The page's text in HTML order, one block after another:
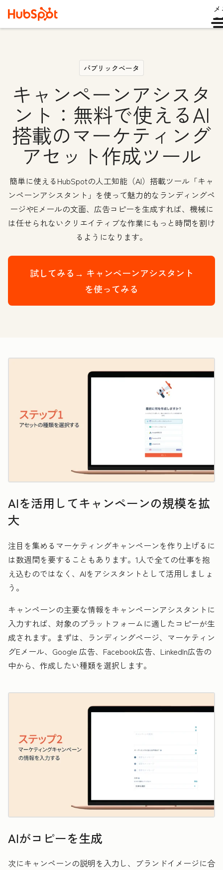
パブリックベータ
キャンペーンアシスタ
ント：無料で使えるAI
搭載のマーケティング
アセット作成ツール
簡単に使えるHubSpotの人工知能（AI）搭載ツール「キャ
ンペーンアシスタント」を使って魅力的なランディングペ
ージやEメールの文面、広告コピーを生成すれば、機械に
は任せられないクリエイティブな作業にもっと時間を割け
るようになります。
試してみる→ キャンペーンアシスタント
を使ってみる
AIを活用してキャンペーンの規模を拡
大
注目を集めるマーケティングキャンペーンを作り上げるに
は数週間を要することもあります。1人で全ての仕事を抱
え込むのではなく、AIをアシスタントとして活用しましょ
う。
キャンペーンの主要な情報をキャンペーンアシスタントに
入力すれば、対象のプラットフォームに適したコピーが生
成されます。まずは、ランディングページ、マーケティン
グEメール、Google 広告、Facebook広告、LinkedIn広告の
中から、作成したい種類を選択します。
AIがコピーを生成
次にキャンペーンの説明を入力し、ブランドイメージに合